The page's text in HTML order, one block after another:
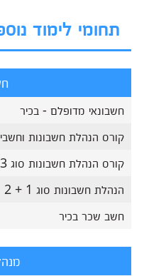
תחומי לימוד
חשבונאי מדופלם - בכיר
קורס הנהלת חשבונות
קורס הנהלת חשבונות סוג 3
הנהלת חשבונות סוג 1 + 2
חשב שכר בכיר